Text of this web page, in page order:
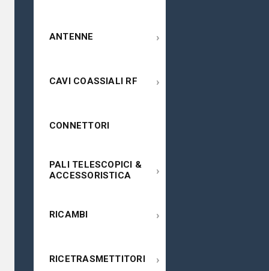
ANTENNE ›
CAVI COASSIALI RF ›
CONNETTORI
PALI TELESCOPICI &
ACCESSORISTICA
›
RICAMBI ›
RICETRASMETTITORI ›